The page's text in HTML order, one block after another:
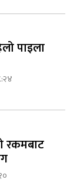
पाइला
रकमबाट